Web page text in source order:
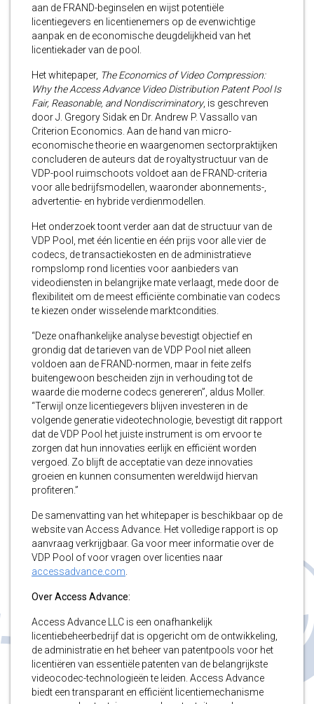
aan de FRAND-beginselen en wijst potentiële
licentiegevers en licentienemers op de evenwichtige
aanpak en de economische deugdelijkheid van het
licentiekader van de pool.
Het whitepaper, The Economics of Video Compression:
Why the Access Advance Video Distribution Patent Pool Is
Fair, Reasonable, and Nondiscriminatory, is geschreven
door J. Gregory Sidak en Dr. Andrew P. Vassallo van
Criterion Economics. Aan de hand van micro-
economische theorie en waargenomen sectorpraktijken
concluderen de auteurs dat de royaltystructuur van de
VDP-pool ruimschoots voldoet aan de FRAND-criteria
voor alle bedrijfsmodellen, waaronder abonnements-,
advertentie- en hybride verdienmodellen.
Het onderzoek toont verder aan dat de structuur van de
VDP Pool, met één licentie en één prijs voor alle vier de
codecs, de transactiekosten en de administratieve
rompslomp rond licenties voor aanbieders van
videodiensten in belangrijke mate verlaagt, mede door de
flexibiliteit om de meest efficiënte combinatie van codecs
te kiezen onder wisselende marktcondities.
“Deze onafhankelijke analyse bevestigt objectief en
grondig dat de tarieven van de VDP Pool niet alleen
voldoen aan de FRAND-normen, maar in feite zelfs
buitengewoon bescheiden zijn in verhouding tot de
waarde die moderne codecs genereren”, aldus Moller.
“Terwijl onze licentiegevers blijven investeren in de
volgende generatie videotechnologie, bevestigt dit rapport
dat de VDP Pool het juiste instrument is om ervoor te
zorgen dat hun innovaties eerlijk en efficiënt worden
vergoed. Zo blijft de acceptatie van deze innovaties
groeien en kunnen consumenten wereldwijd hiervan
profiteren.”
De samenvatting van het whitepaper is beschikbaar op de
website van Access Advance. Het volledige rapport is op
aanvraag verkrijgbaar. Ga voor meer informatie over de
VDP Pool of voor vragen over licenties naar
accessadvance.com
Over Access Advance:
Access Advance LLC is een onafhankelijk
licentiebeheerbedrijf dat is opgericht om de ontwikkeling,
de administratie en het beheer van patentpools voor het
licentiëren van essentiële patenten van de belangrijkste
videocodec-technologieën te leiden. Access Advance
biedt een transparant en efficiënt licentiemechanisme